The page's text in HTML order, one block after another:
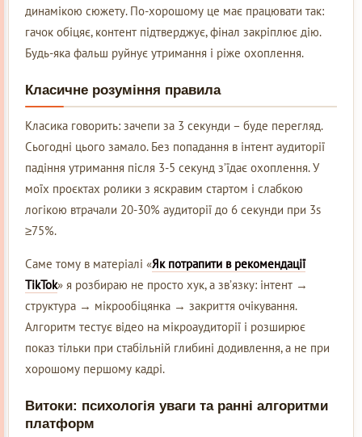
динамікою сюжету. По-хорошому це має працювати так:
гачок обіцяє, контент підтверджує, фінал закріплює дію.
Будь-яка фальш руйнує утримання і ріже охоплення.
Класичне розуміння правила
Класика говорить: зачепи за 3 секунди – буде перегляд.
Сьогодні цього замало. Без попадання в інтент аудиторії
падіння утримання після 3-5 секунд з’їдає охоплення. У
моїх проєктах ролики з яскравим стартом і слабкою
логікою втрачали 20-30% аудиторії до 6 секунди при 3s
≥75%.
Саме тому в матеріалі «Як потрапити в рекомендації
TikTok» я розбираю не просто хук, а зв’язку: інтент →
структура → мікрообіцянка → закриття очікування.
Алгоритм тестує відео на мікроаудиторії і розширює
показ тільки при стабільній глибині додивлення, а не при
хорошому першому кадрі.
Витоки: психологія уваги та ранні алгоритми
платформ